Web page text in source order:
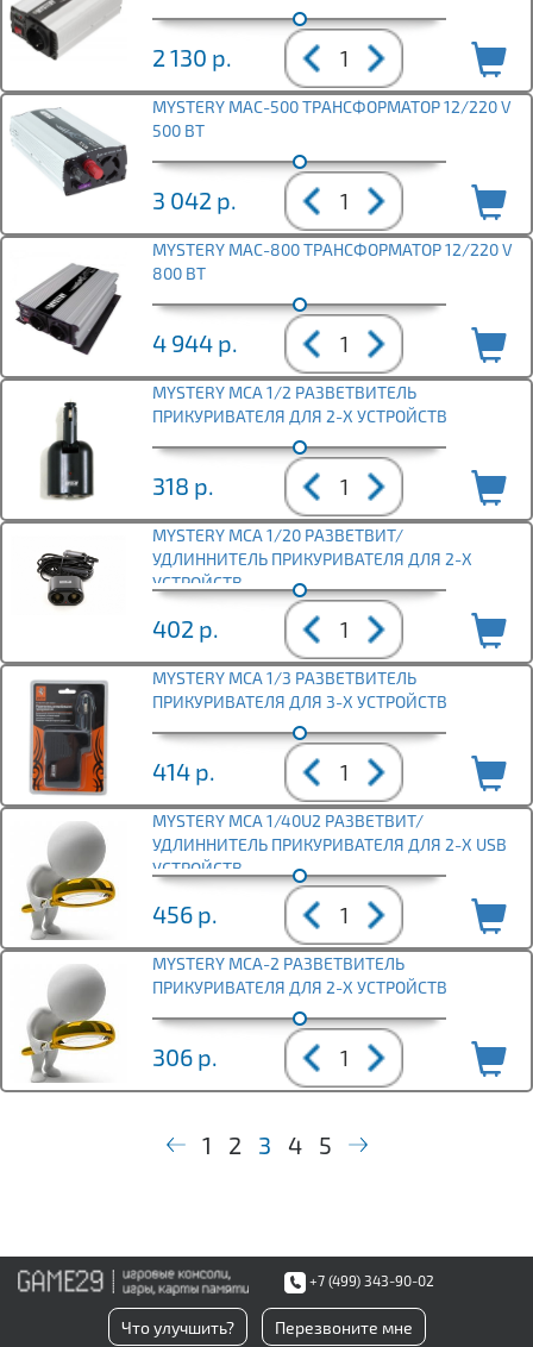
2 130 р.
MYSTERY MAC-500 ТРАНСФОРМАТОР 12/220 V
500 ВТ
3 042 р.
MYSTERY MAC-800 ТРАНСФОРМАТОР 12/220 V
800 ВТ
4 944 р.
MYSTERY MCA 1/2 РАЗВЕТВИТЕЛЬ
ПРИКУРИВАТЕЛЯ ДЛЯ 2-Х УСТРОЙСТВ
318 р.
MYSTERY MCA 1/20 РАЗВЕТВИТ/
УДЛИННИТЕЛЬ ПРИКУРИВАТЕЛЯ ДЛЯ 2-Х
УСТРОЙСТВ
402 р.
MYSTERY MCA 1/3 РАЗВЕТВИТЕЛЬ
ПРИКУРИВАТЕЛЯ ДЛЯ 3-Х УСТРОЙСТВ
414 р.
MYSTERY MCA 1/40U2 РАЗВЕТВИТ/
УДЛИННИТЕЛЬ ПРИКУРИВАТЕЛЯ ДЛЯ 2-Х USB
УСТРОЙСТВ
456 р.
MYSTERY MCA-2 РАЗВЕТВИТЕЛЬ
ПРИКУРИВАТЕЛЯ ДЛЯ 2-Х УСТРОЙСТВ
306 р.
1 2 3 4 5
+7 (499) 343-90-02
Что улучшить? Перезвоните мне